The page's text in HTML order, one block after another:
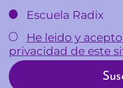
Escuela Radix
He leido y
privacidad de este